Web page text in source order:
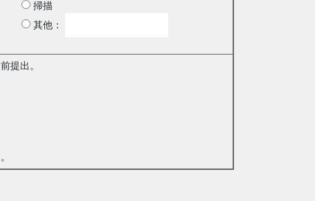
掃描
其他：
提出。